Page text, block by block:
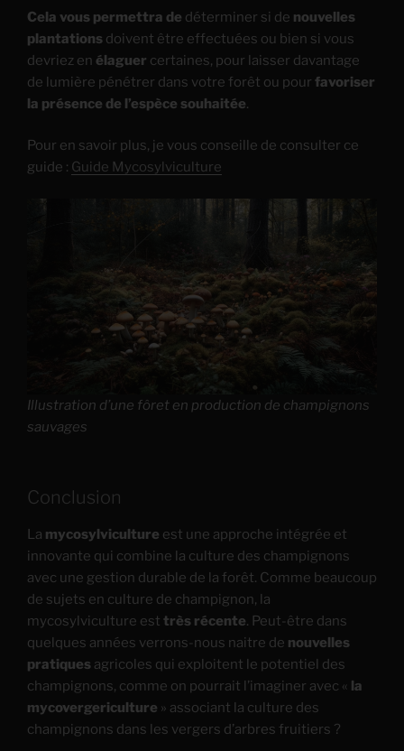
Cela vous permettra de déterminer si de nouvelles
plantations doivent être effectuées ou bien si vous
devriez en élaguer certaines, pour laisser davantage
de lumière pénétrer dans votre forêt ou pour favoriser
la présence de l’espèce souhaitée.
Pour en savoir plus, je vous conseille de consulter ce
guide : Guide Mycosylviculture
Illustration d’une fôret en production de champignons
sauvages
Conclusion
La mycosylviculture est une approche intégrée et
innovante qui combine la culture des champignons
avec une gestion durable de la forêt. Comme beaucoup
de sujets en culture de champignon, la
mycosylviculture est très récente. Peut-être dans
quelques années verrons-nous naitre de nouvelles
pratiques agricoles qui exploitent le potentiel des
champignons, comme on pourrait l’imaginer avec « la
mycovergericulture » associant la culture des
champignons dans les vergers d’arbres fruitiers ?